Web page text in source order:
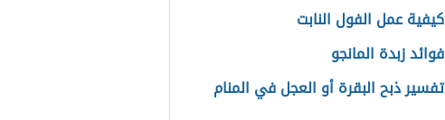
كيفية عمل الفول النابت
فوائد زبدة المانجو
تفسير ذبح البقرة أو العجل في المنام